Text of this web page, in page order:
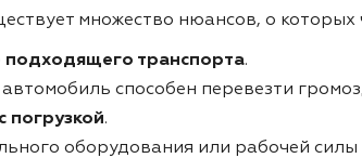
множество нюансов, о которых
подходящего транспорта.
способен перевезти
погрузкой.
оборудования или рабочей